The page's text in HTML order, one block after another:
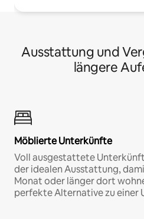
Ausstattung und
längere
Möblierte Unterkünfte
Voll ausgestattete
der idealen Ausstattung,
Monat oder länger dort
perfekte Alternative zu einer